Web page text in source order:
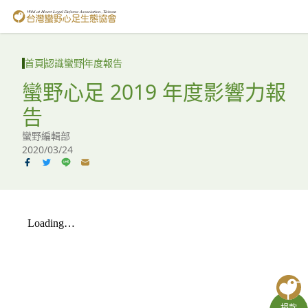
台灣蠻野心足生態協會
議題與行動
環境教育
白海豚媽祖宮
首頁認識蠻野年度報告
蠻野心足 2019 年度影響力報
告
蠻野編輯部
2020/03/24